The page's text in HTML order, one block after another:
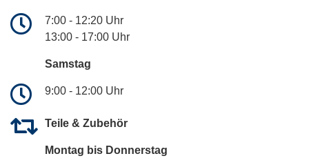
7:00 - 12:20 Uhr
13:00 - 17:00 Uhr
Samstag
9:00 - 12:00 Uhr
Teile & Zubehör
Montag bis Donnerstag